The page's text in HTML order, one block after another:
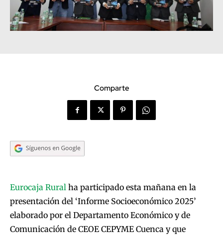
Comparte
Eurocaja Rural ha participado esta mañana en la
presentación del ‘Informe Socioeconómico 2025’
elaborado por el Departamento Económico y de
Comunicación de CEOE CEPYME Cuenca y que